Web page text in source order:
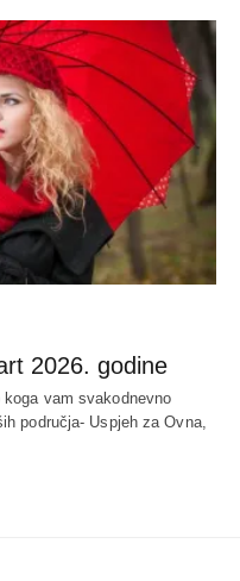
2026. godine
vam svakodnevno
područja- Uspjeh za Ovna,